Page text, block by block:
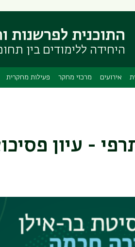
העיקרי
ניווט
ראשי
התוכנית לפרשנות
היחידה ללימודים בין
אירועים מרכזי מחקר פעילות מחקרית
- עיון